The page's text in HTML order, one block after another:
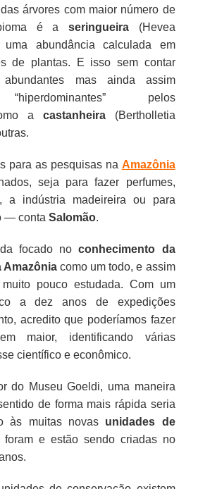
árvores com maior número de
é a seringueira(Hevea
uma abundância calculada em
de plantas. E isso sem contar
mas ainda assim
pelos
a castanheira(Bertholletia
para as pesquisas na Amazônia
seja para fazer perfumes,
a indústria madeireira ou para
— contaSalomão.
focado noconhecimento da
Amazôniacomo um todo, e assim
pouco estudada. Com um
a dez anos de expedições
acredito que poderíamos fazer
maior, identificando várias
científico e econômico.
do Museu Goeldi, uma maneira
de forma mais rápida seria
às muitas novas unidades de
foram e estão sendo criadas no